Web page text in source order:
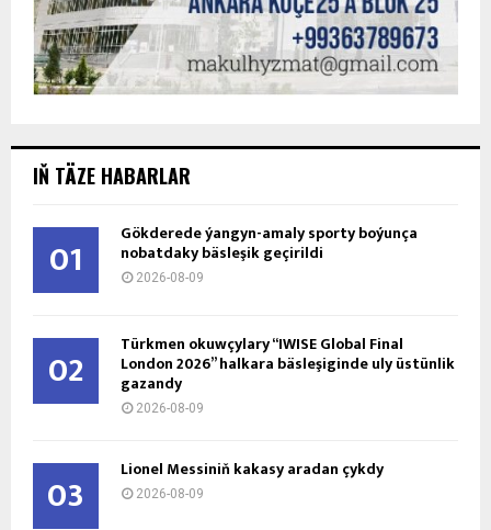
IŇ TÄZE HABARLAR
01 Gökderede ýangyn-amaly sporty boýunça
nobatdaky bäsleşik geçirildi
2026-08-09
02 Türkmen okuwçylary “IWISE Global Final
London 2026” halkara bäsleşiginde uly üstünlik
gazandy
2026-08-09
03 Lionel Messiniň kakasy aradan çykdy
2026-08-09